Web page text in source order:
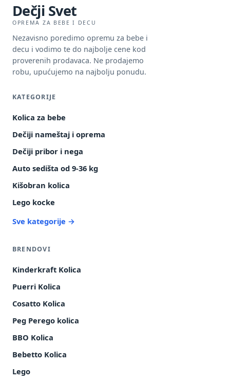
Dečji Svet
OPREMA ZA BEBE I DECU
Nezavisno poredimo opremu za bebe i
decu i vodimo te do najbolje cene kod
proverenih prodavaca. Ne prodajemo
robu, upućujemo na najbolju ponudu.
KATEGORIJE
Kolica za bebe
Dečiji nameštaj i oprema
Dečiji pribor i nega
Auto sedišta od 9-36 kg
Kišobran kolica
Lego kocke
Sve kategorije →
BRENDOVI
Kinderkraft Kolica
Puerri Kolica
Cosatto Kolica
Peg Perego kolica
BBO Kolica
Bebetto Kolica
Lego